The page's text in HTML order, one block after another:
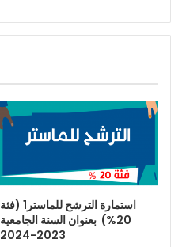
استمارة الترشح للماستر1 (فئة
20%) بعنوان السنة الجامعية
2023-2024